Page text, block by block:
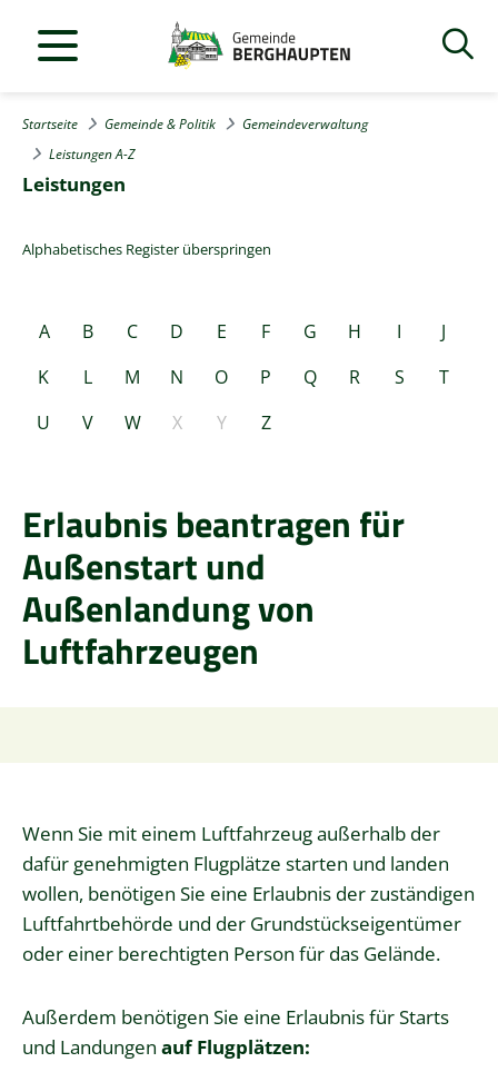
Startseite Gemeinde & Politik
Gemeindeverwaltung
Leistungen A-Z
Leistungen
Alphabetisches Register überspringen
A B C D E F G H I
J
K
L M N O P Q R S
T
U
V W X Y Z
Erlaubnis beantragen für
Außenstart und
Außenlandung von
Luftfahrzeugen
Wenn Sie mit einem Luftfahrzeug außerhalb der
dafür genehmigten Flugplätze starten und landen
wollen, benötigen Sie eine Erlaubnis der zuständigen
Luftfahrtbehörde und der Grundstückseigentümer
oder einer berechtigten Person für das Gelände.
Außerdem benötigen Sie eine Erlaubnis für Starts
und Landungen auf Flugplätzen: